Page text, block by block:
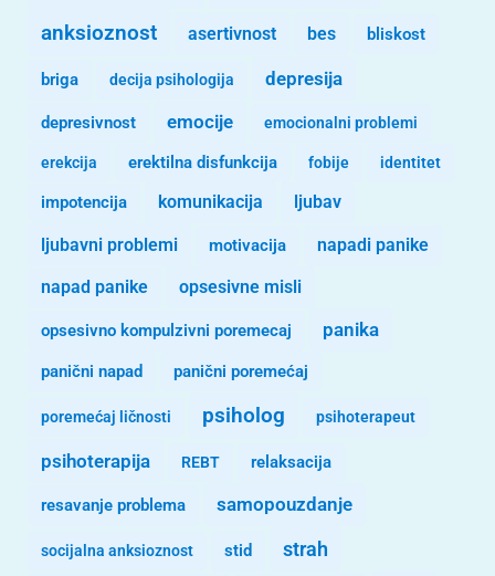
anksioznost asertivnost bes bliskost
briga decija psihologija depresija
depresivnost emocije emocionalni problemi
erekcija erektilna disfunkcija fobije identitet
impotencija komunikacija ljubav
ljubavni problemi motivacija napadi panike
napad panike opsesivne misli
opsesivno kompulzivni poremecaj panika
panični napad panični poremećaj
poremećaj ličnosti psiholog psihoterapeut
psihoterapija REBT relaksacija
resavanje problema samopouzdanje
socijalna anksioznost stid strah